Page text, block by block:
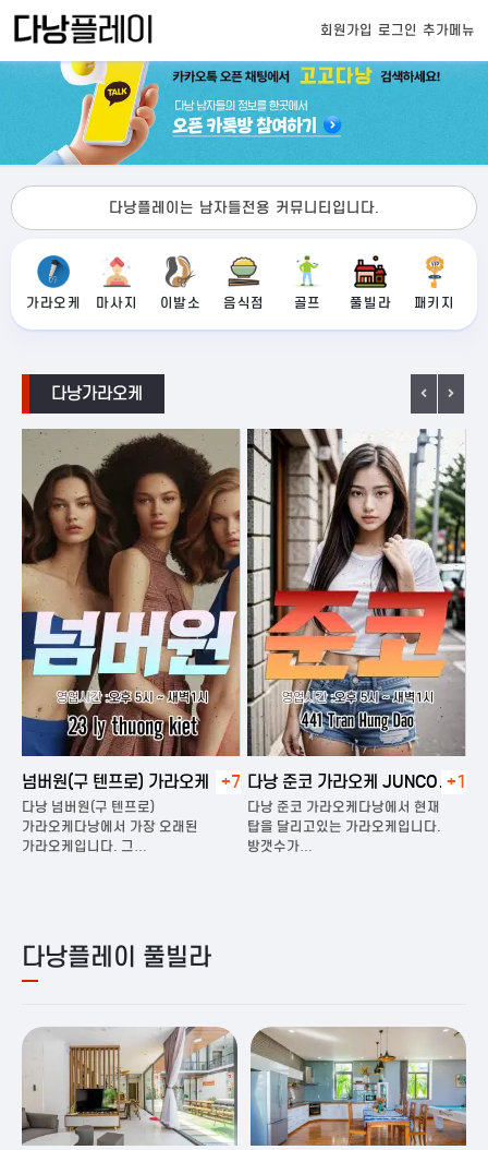
회원가입 로그인 추가메뉴
다낭플레이는 남자들전용 커뮤니티입니다.
가라오케 마사지 이발소 음식점 골프 풀빌라 패키지
다낭가라오케
넘버원(구 텐프로) 가라오케 +7
다낭 넘버원(구 텐프로)
가라오케다낭에서 가장 오래된
가라오케입니다. 그…
다낭 준코 가라오케 JUNCO
KARAOKE
+1
다낭 준코 가라오케다낭에서 현재
탑을 달리고있는 가라오케입니다.
방갯수가…
다낭
다낭플레이 풀빌라